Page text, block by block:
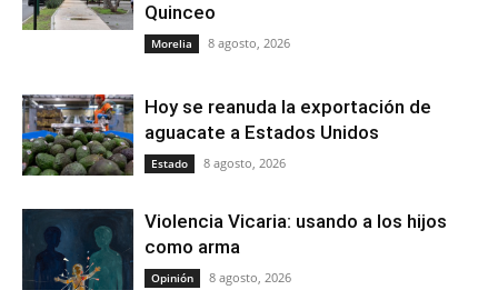
Quinceo
Morelia 8 agosto, 2026
Hoy se reanuda la exportación de
aguacate a Estados Unidos
Estado 8 agosto, 2026
Violencia Vicaria: usando a los hijos
como arma
Opinión 8 agosto, 2026